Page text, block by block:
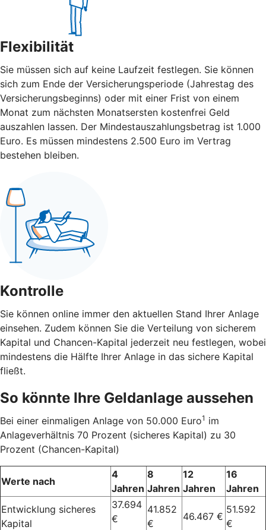
Flexibilität
Sie müssen sich auf keine Laufzeit festlegen. Sie können
sich zum Ende der Versicherungsperiode (Jahrestag des
Versicherungsbeginns) oder mit einer Frist von einem
Monat zum nächsten Monatsersten kostenfrei Geld
auszahlen lassen. Der Mindestauszahlungsbetrag ist 1.000
Euro. Es müssen mindestens 2.500 Euro im Vertrag
bestehen bleiben.
Kontrolle
Sie können online immer den aktuellen Stand Ihrer Anlage
einsehen. Zudem können Sie die Verteilung von sicherem
Kapital und Chancen-Kapital jederzeit neu festlegen, wobei
mindestens die Hälfte Ihrer Anlage in das sichere Kapital
fließt.
So könnte Ihre Geldanlage aussehen
Bei einer einmaligen Anlage von 50.000 Euro1 im
Anlageverhältnis 70 Prozent (sicheres Kapital) zu 30
Prozent (Chancen-Kapital)
Werte nach
4
Jahren
8
Jahren
12
Jahren
16
Jahren
Entwicklung sicheres
Kapital
37.694
€
41.852
€
46.467 €
51.592
€